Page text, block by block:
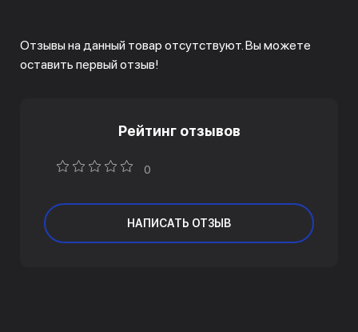
Отзывы на данный товар отсутствуют. Вы можете
оставить первый отзыв!
Рейтинг отзывов
0
НАПИСАТЬ ОТЗЫВ